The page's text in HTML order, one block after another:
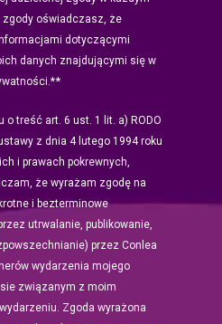
oświadczasz, że
dotyczącymi
danych znajdującymi się w
*
o treść art. 6 ust. 1 lit. a) RODO
z dnia 4 lutego 1994 roku
i prawach pokrewnych,
że wyrażam zgodę na
i bezterminowe
utrwalanie, publikowanie,
przez Conlea
wydarzenia mojego
związanym z moim
Zgoda wyrażona